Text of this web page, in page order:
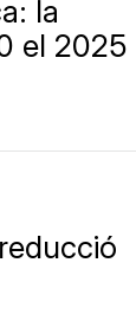
la
el 2025